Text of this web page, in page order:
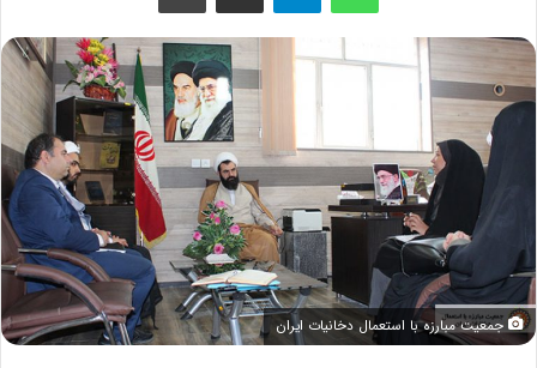
جمعیت مبارزه با استعمال دخانیات ایران